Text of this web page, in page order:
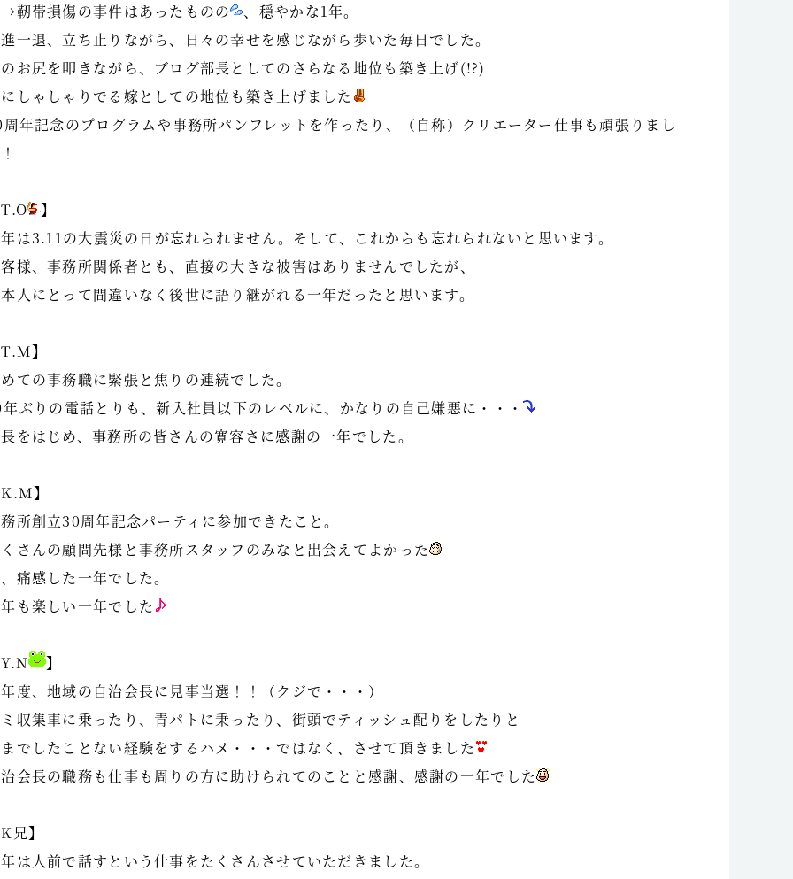
靭帯損傷の事件はあったものの
、穏やかな1年。
一退、立ち止りながら、日々の幸せを感じながら歩いた毎日でした。
お尻を叩きながら、ブログ部長としてのさらなる地位も築き上げ(!?)
しゃしゃりでる嫁としての地位も築き上げました
年記念のプログラムや事務所パンフレットを作ったり、（自称）クリエーター仕事も頑張りまし
】
は3.11の大震災の日が忘れられません。そして、これからも忘れられないと思います。
様、事務所関係者とも、直接の大きな被害はありませんでしたが、
人にとって間違いなく後世に語り継がれる一年だったと思います。
】
ての事務職に緊張と焦りの連続でした。
ぶりの電話とりも、新入社員以下のレベルに、かなりの自己嫌悪に・・・
をはじめ、事務所の皆さんの寛容さに感謝の一年でした。
】
所創立30周年記念パーティに参加できたこと。
さんの顧問先様と事務所スタッフのみなと出会えてよかった
痛感した一年でした。
も楽しい一年でした
】
度、地域の自治会長に見事当選！！（クジで・・・）
収集車に乗ったり、青パトに乗ったり、街頭でティッシュ配りをしたりと
でしたことない経験をするハメ・・・ではなく、させて頂きました
会長の職務も仕事も周りの方に助けられてのことと感謝、感謝の一年でした
兄】
は人前で話すという仕事をたくさんさせていただきました。